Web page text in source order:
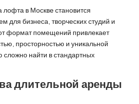
в Москве становится
для бизнеса, творческих студий и
формат помещений привлекает
просторностью и уникальной
найти в стандартных
длительной аренды